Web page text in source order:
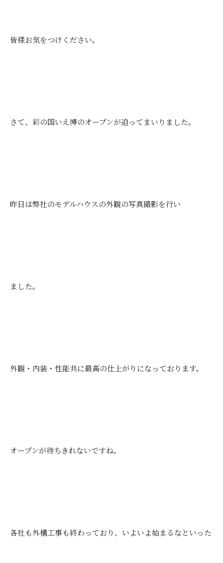
皆様お気をつけください。
さて、彩の国いえ博のオープンが迫ってまいりました。
昨日は弊社のモデルハウスの外観の写真撮影を行い
ました。
外観・内装・性能共に最高の仕上がりになっております。
オープンが待ちきれないですね。
各社も外構工事も終わっており、いよいよ始まるなといった